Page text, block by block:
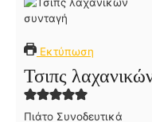
Εκτύπωση
Τσιπς
Πιάτο Συνοδευτικά